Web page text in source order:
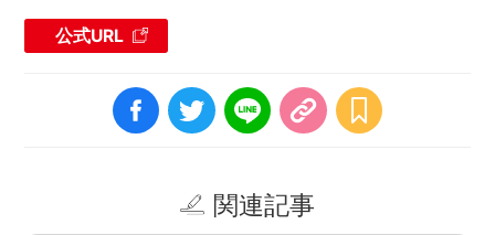
公式URL
関連記事